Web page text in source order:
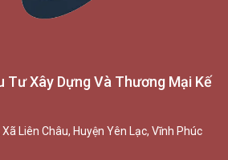
Tư Xây Dựng Và Thương Mại Kế
Liên Châu, Huyện Yên Lạc, Vĩnh Phúc